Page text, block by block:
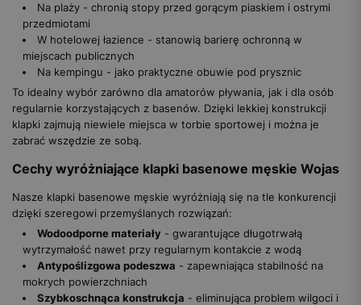
Na plaży - chronią stopy przed gorącym piaskiem i ostrymi
przedmiotami
W hotelowej łazience - stanowią barierę ochronną w
miejscach publicznych
Na kempingu - jako praktyczne obuwie pod prysznic
To idealny wybór zarówno dla amatorów pływania, jak i dla osób
regularnie korzystających z basenów. Dzięki lekkiej konstrukcji
klapki zajmują niewiele miejsca w torbie sportowej i można je
zabrać wszędzie ze sobą.
Cechy wyróżniające klapki basenowe męskie Wojas
Nasze klapki basenowe męskie wyróżniają się na tle konkurencji
dzięki szeregowi przemyślanych rozwiązań:
Wodoodporne materiały - gwarantujące długotrwałą
wytrzymałość nawet przy regularnym kontakcie z wodą
Antypoślizgowa podeszwa - zapewniająca stabilność na
mokrych powierzchniach
Szybkoschnąca konstrukcja - eliminująca problem wilgoci i